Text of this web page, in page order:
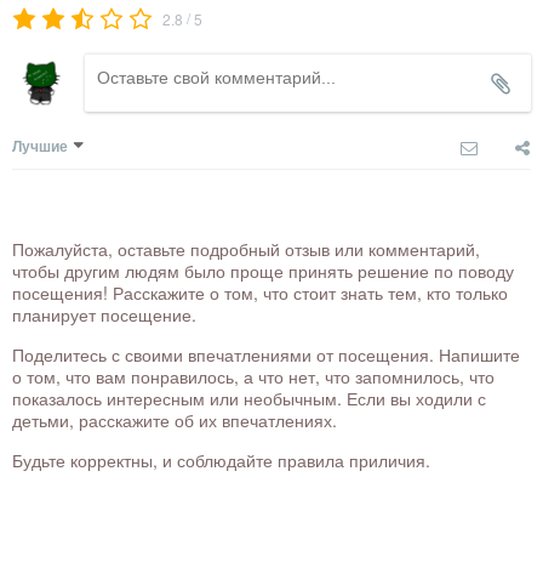
2.8 / 5
Лучшие
Пожалуйста, оставьте подробный отзыв или комментарий,
чтобы другим людям было проще принять решение по поводу
посещения! Расскажите о том, что стоит знать тем, кто только
планирует посещение.
Поделитесь с своими впечатлениями от посещения. Напишите
о том, что вам понравилось, а что нет, что запомнилось, что
показалось интересным или необычным. Если вы ходили с
детьми, расскажите об их впечатлениях.
Будьте корректны, и соблюдайте правила приличия.